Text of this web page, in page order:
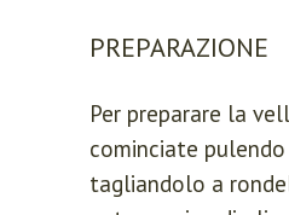
PREPARAZIONE
Per preparare la
cominciate
tagliandolo a